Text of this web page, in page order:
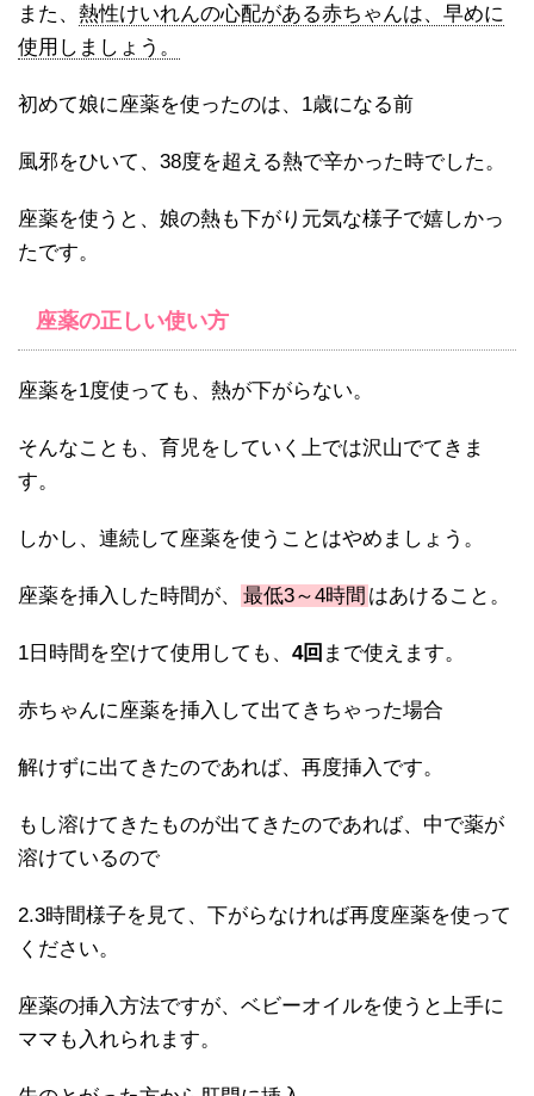
また、 熱性けいれんの心配がある赤ちゃんは、早めに
使用しましょう。
初めて娘に座薬を使ったのは、1歳になる前
風邪をひいて、38度を超える熱で辛かった時でした。
座薬を使うと、娘の熱も下がり元気な様子で嬉しかっ
たです。
座薬の正しい使い方
座薬を1度使っても、熱が下がらない。
そんなことも、育児をしていく上では沢山でてきま
す。
しかし、連続して座薬を使うことはやめましょう。
座薬を挿入した時間が、 最低3～4時間 はあけること。
1日時間を空けて使用しても、 4回 まで使えます。
赤ちゃんに座薬を挿入して出てきちゃった場合
解けずに出てきたのであれば、再度挿入です。
もし溶けてきたものが出てきたのであれば、中で薬が
溶けているので
2.3時間様子を見て、下がらなければ再度座薬を使って
ください。
座薬の挿入方法ですが、ベビーオイルを使うと上手に
ママも入れられます。